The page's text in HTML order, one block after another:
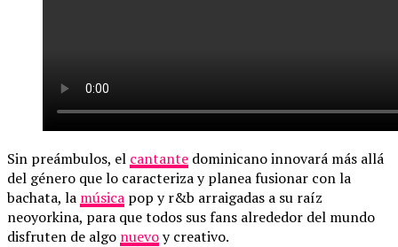
Sin preámbulos, el cantante dominicano innovará más allá
del género que lo caracteriza y planea fusionar con la
bachata, la música pop y r&b arraigadas a su raíz
neoyorkina, para que todos sus fans alrededor del mundo
disfruten de algo nuevoy creativo.